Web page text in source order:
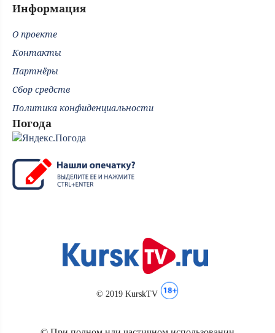
Информация
О проекте
Контакты
Партнёры
Сбор средств
Политика конфиденциальности
Погода
© 2019 KurskTV